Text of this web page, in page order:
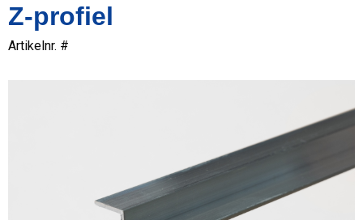
Z-profiel
Artikelnr. #